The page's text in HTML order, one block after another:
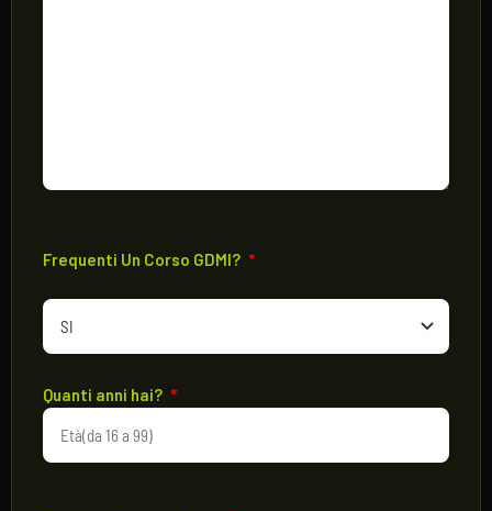
Frequenti Un Corso GDMI? *
Quanti anni hai? *